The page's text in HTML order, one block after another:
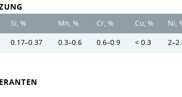
Si, % Mn, % Cr, % Cu, % Ni,
0.17–0.37 0.3–0.6 0.6–0.9 < 0.3